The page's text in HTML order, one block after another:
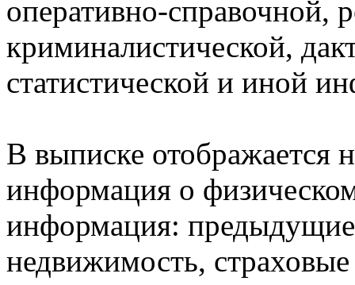
оперативно-справочной,
криминалистической,
статистической и иной
В выписке отображается
информация о
информация:
недвижимость,